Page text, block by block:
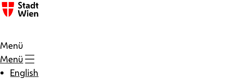
Zum Inhalt
Menü
Menü
English